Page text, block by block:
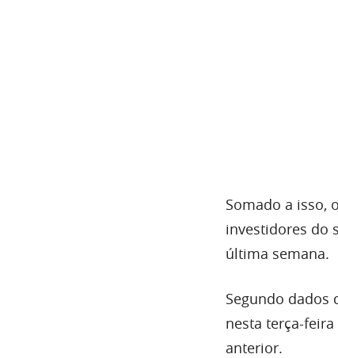
Somado a isso,
investidores do
última semana.
Segundo dados
nesta terça-
anterior.